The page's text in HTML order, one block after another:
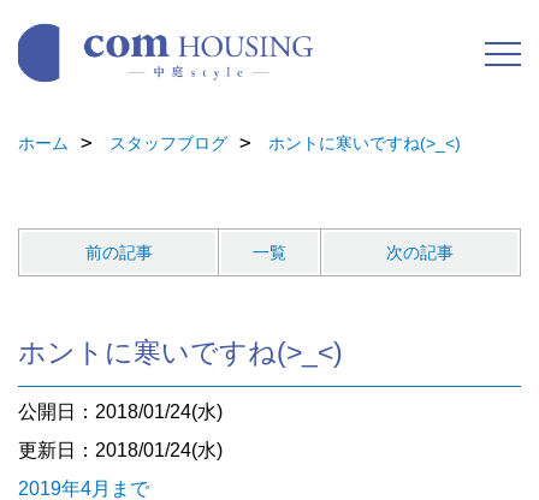
ホーム スタッフブログ ホントに寒いですね(>_<)
前の記事 一覧 次の記事
ホントに寒いですね(>_<)
公開日：2018/01/24(水)
更新日：2018/01/24(水)
2019年4月まで